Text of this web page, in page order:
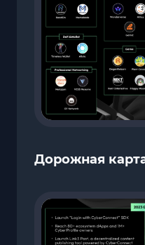
Дорожная